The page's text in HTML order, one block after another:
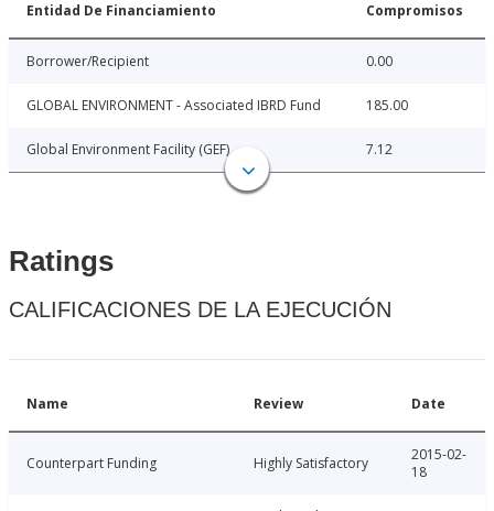
Entidad De Financiamiento Compromisos
Borrower/Recipient 0.00
GLOBAL ENVIRONMENT - Associated IBRD Fund 185.00
Global Environment Facility (GEF) 7.12
Ratings
CALIFICACIONES DE LA EJECUCIÓN
Name Review Date
Counterpart Funding Highly Satisfactory
2015-02-
18